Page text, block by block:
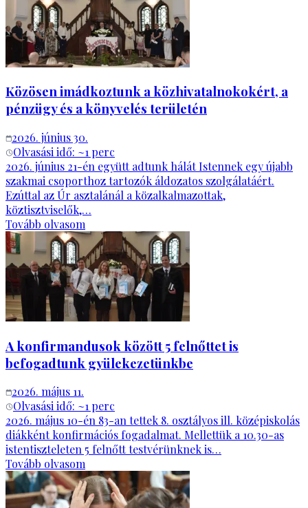
Közösen imádkoztunk a közhivatalnokokért, a
pénzügy és a könyvelés területén
2026. június 30.
Olvasási idő: ~1 perc
2026. június 21-én együtt adtunk hálát Istennek egy újabb
szakmai csoporthoz tartozók áldozatos szolgálatáért.
Ezúttal az Úr asztalánál a közalkalmazottak,
köztisztviselők,…
Tovább olvasom
A konfirmandusok között 5 felnőttet is
befogadtunk gyülekezetünkbe
2026. május 11.
Olvasási idő: ~1 perc
2026. május 10-én 83-an tettek 8. osztályos ill. középiskolás
diákként konfirmációs fogadalmat. Mellettük a 10.30-as
istentiszteleten 5 felnőtt testvérünknek is…
Tovább olvasom